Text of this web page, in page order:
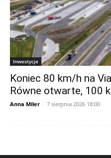
Inwestycje
Koniec 80 km/h na
Równe otwarte, 100
Anna Miler - 7 sierpnia 2026 18:00